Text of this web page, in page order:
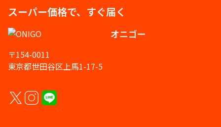
スーパー価格で、すぐ届く
オニゴー
〒154-0011
東京都世田谷区上馬1-17-5